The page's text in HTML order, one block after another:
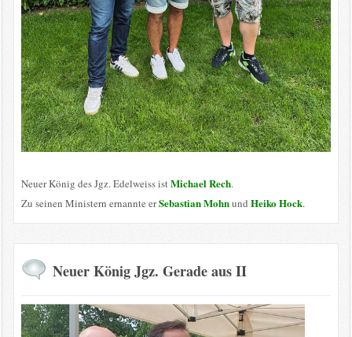
Neuer König des Jgz. Edelweiss istMichael Rech.
Zu seinen Ministern ernannte erSebastian Mohnund Heiko Hock.
Neuer König Jgz. Gerade aus II